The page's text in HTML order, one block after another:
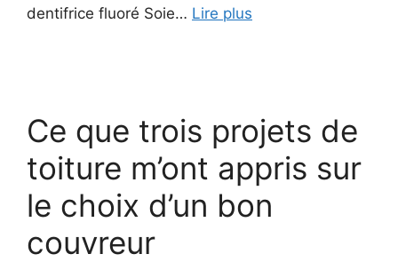
dentifrice fluoré Soie… Lire plus
Ce que trois projets de
toiture m’ont appris sur
le choix d’un bon
couvreur